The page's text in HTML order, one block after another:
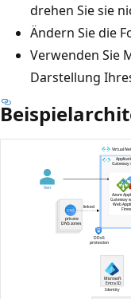
drehen Sie sie
Ändern Sie die
Verwenden Sie
Darstellung